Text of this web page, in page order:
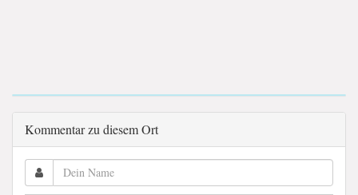
Kommentar zu diesem Ort